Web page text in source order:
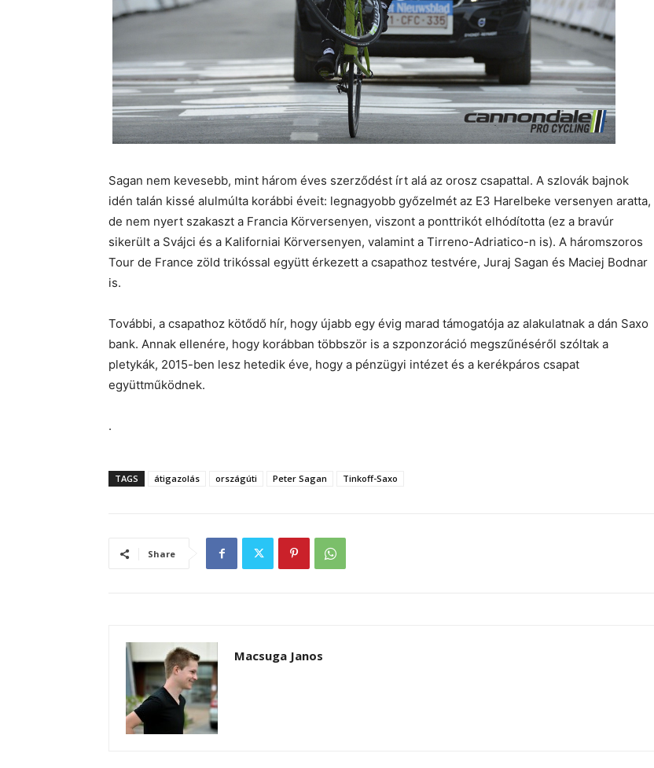
Sagan nem kevesebb, mint három éves szerződést írt alá az orosz csapattal. A szlovák bajnok
idén talán kissé alulmúlta korábbi éveit: legnagyobb győzelmét az E3 Harelbeke versenyen aratta,
de nem nyert szakaszt a Francia Körversenyen, viszont a ponttrikót elhódította (ez a bravúr
sikerült a Svájci és a Kaliforniai Körversenyen, valamint a Tirreno-Adriatico-n is). A háromszoros
Tour de France zöld trikóssal együtt érkezett a csapathoz testvére, Juraj Sagan és Maciej Bodnar
is.
További, a csapathoz kötődő hír, hogy újabb egy évig marad támogatója az alakulatnak a dán Saxo
bank. Annak ellenére, hogy korábban többször is a szponzoráció megszűnéséről szóltak a
pletykák, 2015-ben lesz hetedik éve, hogy a pénzügyi intézet és a kerékpáros csapat
együttműködnek.
.
TAGS átigazolás országúti Peter Sagan Tinkoff-Saxo
Share
Macsuga Janos